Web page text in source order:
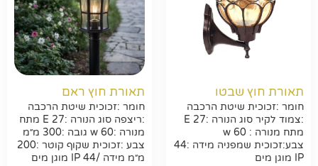
חפשו באתר
תאורת חוץ שבטו
חומר :זכוכית שיטת הרכבה
:צמוד לקיר סוג הנורה :E 27
מתח מנורה : w 60
צבע:זכוכית שמפניה מידה :44
IP מוגן מים
תאורת חוץ ראם
חומר :זכוכית שיטת הרכבה
:ריצפה סוג הנורה :E 27 מתח
מנורה :w 60 גובה :300 מ״מ
צבע :זכוכית שקוף קוטר :200
מ״מ מידה /44 IP מוגן מים